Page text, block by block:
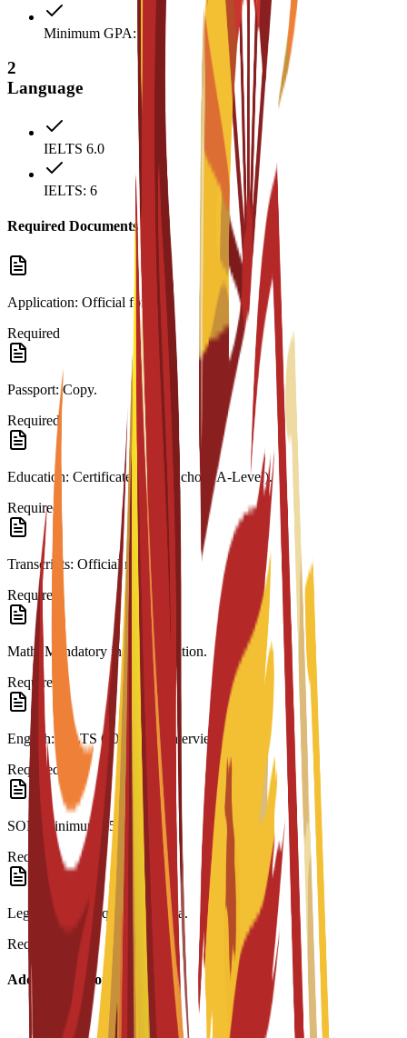
Minimum GPA: 2.5
2
Language
IELTS 6.0
IELTS: 6
Required Documents
Application: Official form.
Required
Passport: Copy.
Required
Education: Certificate (High School/A-Level).
Required
Transcripts: Official records.
Required
Math: Mandatory in last education.
Required
English: IELTS 6.0 or C3S interview.
Required
SOP: Minimum 250 words.
Required
Legalization: Required for visa.
Required
Additional Information